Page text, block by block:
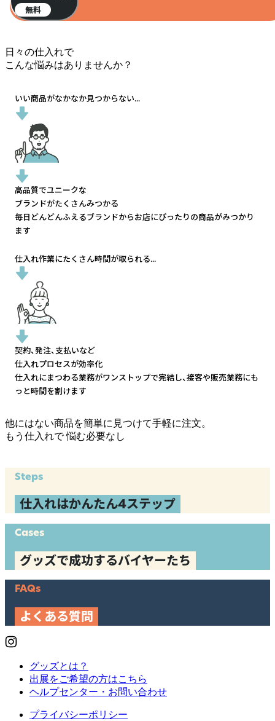
無料
日々の仕入れで
こんな悩みはありませんか？
いい商品がなかなか見つからない...
高品質でユニークな
ブランドがたくさんみつかる
毎日どんどんふえるブランドからお店にぴったりの商品がみつかり
ます
仕入れ作業にたくさん時間が取られる...
契約、発注、支払いなど
仕入れプロセスが効率化
仕入れにまつわる業務がワンストップで完結し、接客や販売業務にも
っと時間を割けます
他にはない商品を簡単に見つけて手軽に注文。
もう仕入れで悩む必要なし
Steps
仕入れはかんたん4ステップ
Cases
グッズで成功するバイヤーたち
FAQs
よくある質問
グッズとは？
出展をご希望の方はこちら
ヘルプセンター・お問い合わせ
プライバシーポリシー